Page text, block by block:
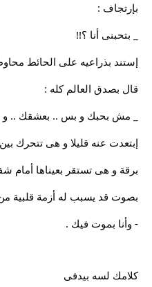
بإرتجاف :
_ بتحبنى أنا ؟!!
إستند بذراعيه على الحائط
قال بصدق العالم كله :
_ مش بحبك و بس .. بعشقك .. و
إبتعدت عنه قليلا و هى تتحرك
برقة و هى تستقر بعيناها أمام
بصوت قد يسبب له أزمة قلبية
- وأنا بموت فيك .
كلامك لسه بيدفى